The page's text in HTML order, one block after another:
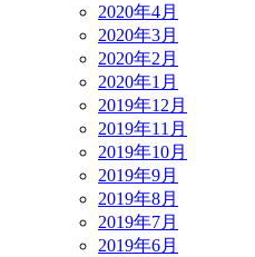
2020年4月
2020年3月
2020年2月
2020年1月
2019年12月
2019年11月
2019年10月
2019年9月
2019年8月
2019年7月
2019年6月